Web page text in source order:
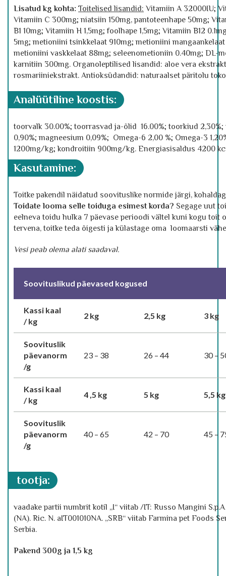
Lisatud kg kohta: Toitelised lisandid: Vitamiin A 32000IU;
Vitamiin C 300mg; niatsiin 150mg, pantoteenhape 50mg;
B1 10mg; Vitamiin H 1,5mg; foolhape 1,5mg; Vitamiin B12
5mg; metioniini tsinkkelaat 910mg; metioniini
metioniini vaskkelaat 88mg; seleenometioniin 0.40mg; DL-
karnitiin 300mg. Organoleptilised lisandid: aloe vera
rosmariiniekstrakt. Antioksüdandid: naturaalset päritolu
analüütiline koostis:
toorvalk 30.00%; toorrasvad ja-õlid 16.00%; toorkiud
0,90%; magneesium 0,09%; Omega-6 2,00 %; Omega-3
1200mg/kg; kondroitiin 900mg/kg. Energiasisaldus 4200
kasutamine:
Toitke pakendil näidatud soovituslike normide järgi,
Toidate looma selle toiduga esimest korda? Segage uut
eelneva toidu hulka 7 päevase perioodi vältel kuni kogu toit
tervena, toitke teda õigesti ja külastage oma loomaarsti
Vesi peab olema alati saadaval.
Soovituslikud päevased kogused
Kassi kaal
/ kg
2 kg 2,5 kg 3 kg
Soovituslik
päevanorm
/g
23 – 38 26 – 44 30 –
Kassi kaal
/ kg
4 ,5 kg 5 kg 5,5 kg
Soovituslik
päevanorm
/g
40 – 65 42 – 70 45 –
tootja:
vaadake partii numbrit kotil „I“ viitab /IT: Russo Mangini
(NA). Ric. N. aIT001010NA. „SRB“ viitab Farmina pet Foods
Serbia.
Pakend 300g ja 1,5 kg